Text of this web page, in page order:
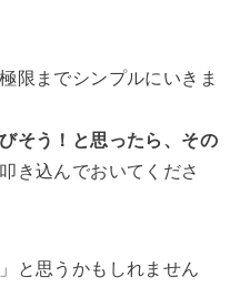
限までシンプルにいきま
びそう！と思ったら、その
き込んでおいてくださ
と思うかもしれません